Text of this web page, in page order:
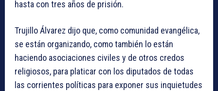
hasta con tres años de prisión.
Trujillo Álvarez dijo que, como comunidad evangélica,
se están organizando, como también lo están
haciendo asociaciones civiles y de otros credos
religiosos, para platicar con los diputados de todas
las corrientes políticas para exponer sus inquietudes